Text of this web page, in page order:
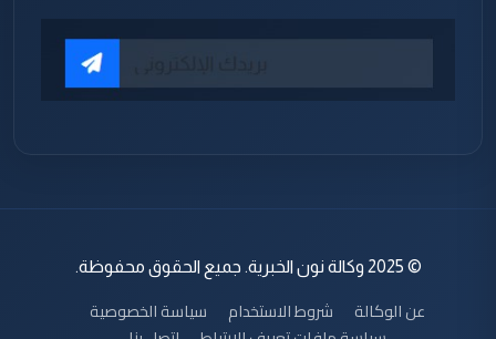
© 2025 وكالة نون الخبرية. جميع الحقوق محفوظة.
عن الوكالة شروط الاستخدام
سياسة الخصوصية